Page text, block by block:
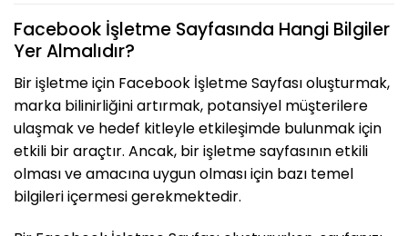
Facebook İşletme Sayfasında Hangi Bilgiler
Yer Almalıdır?
Bir işletme için Facebook İşletme Sayfası oluşturmak,
marka bilinirliğini artırmak, potansiyel müşterilere
ulaşmak ve hedef kitleyle etkileşimde bulunmak için
etkili bir araçtır. Ancak, bir işletme sayfasının etkili
olması ve amacına uygun olması için bazı temel
bilgileri içermesi gerekmektedir.